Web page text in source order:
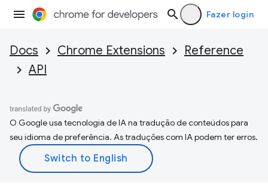
Fazer login
Docs Chrome Extensions
Reference
API
O Google usa tecnologia de IA na tradução de conteúdos para
seu idioma de preferência. As traduções com IA podem ter erros.